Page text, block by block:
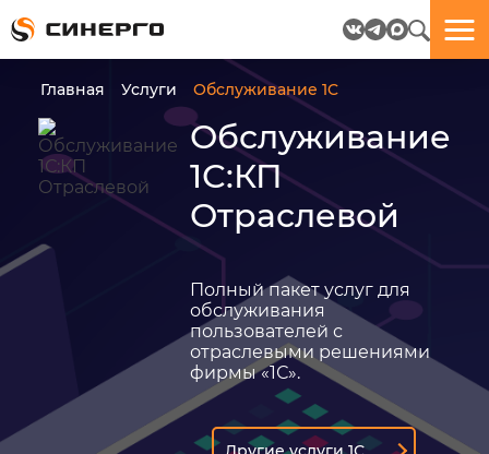
Главная Услуги Обслуживание 1C
Обслуживание
1С:КП
Отраслевой
Полный пакет услуг для
обслуживания
пользователей с
отраслевыми решениями
фирмы «1С».
Отлично!
Данные
отправлены.
посмотрите
Ведь
многие
Отлично!
Бриф